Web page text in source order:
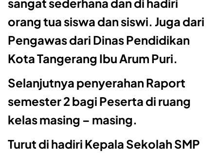
orang tua siswa dan siswi. Juga dari
Pengawas dari Dinas Pendidikan
Kota Tangerang Ibu Arum Puri.
Selanjutnya penyerahan Raport
semester 2 bagi Peserta di ruang
kelas masing – masing.
Turut di hadiri Kepala Sekolah SMP